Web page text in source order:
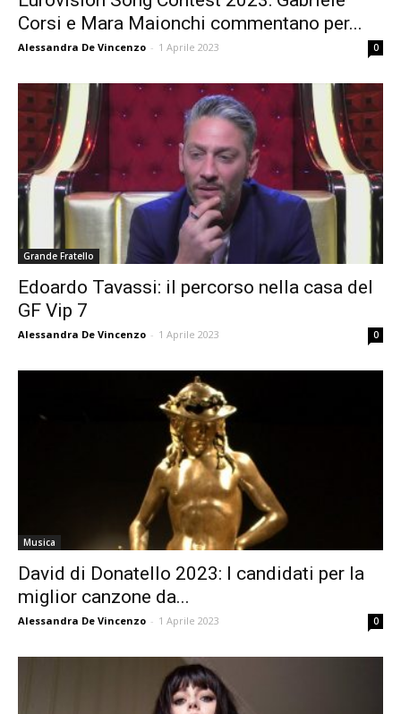
Corsi e Mara Maionchi commentano per...
Alessandra De Vincenzo - 1 Aprile 2023 0
Grande Fratello
Edoardo Tavassi: il percorso nella casa del
GF Vip 7
Alessandra De Vincenzo - 1 Aprile 2023 0
Musica
David di Donatello 2023: I candidati per la
miglior canzone da...
Alessandra De Vincenzo - 1 Aprile 2023 0